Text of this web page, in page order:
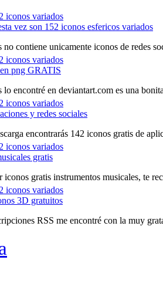
vez son 152 iconos esfericos variados
no contiene unicamente iconos de redes
png GRATIS
lo encontré en deviantart.com es una
y redes sociales
encontrarás 142 iconos gratis de
gratis
iconos gratis instrumentos musicales, te
3D gratuitos
RSS me encontré con la muy